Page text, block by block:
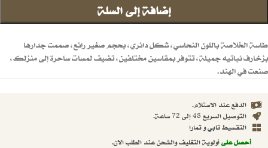
إضافة إلى السلة
طاسة الخلاصة باللون النحاسي، شكل دائري، بحجم صغير رائع، صممت جدارها
بزخارف نباتيه جميلة، تتوفر بمقاسين مختلفين، تضيف لمسات ساحرة إلى منزلك،
صنعت في الهند.
الدفع عند الاستلام.
التوصيل السريع 48 إلى 72 ساعة.
التقسيط تابي و تمارا
أحصل علىأولوية التغليف والشحن عند الطلب الان.